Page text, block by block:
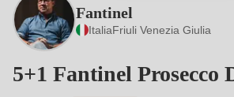
Fantinel
ItaliaFriuli Venezia Giulia
5+1 Fantinel Prosecco